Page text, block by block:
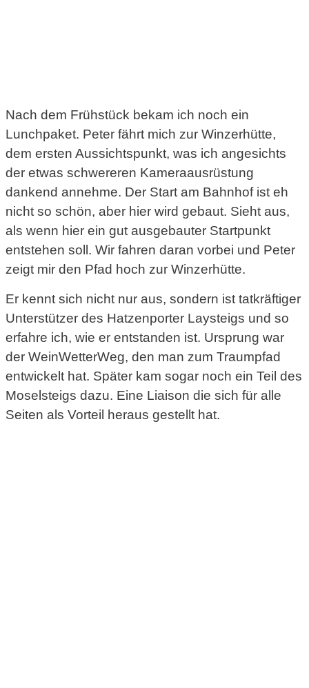
Nach dem Frühstück bekam ich noch ein
Lunchpaket. Peter fährt mich zur Winzerhütte,
dem ersten Aussichtspunkt, was ich angesichts
der etwas schwereren Kameraausrüstung
dankend annehme. Der Start am Bahnhof ist eh
nicht so schön, aber hier wird gebaut. Sieht aus,
als wenn hier ein gut ausgebauter Startpunkt
entstehen soll. Wir fahren daran vorbei und Peter
zeigt mir den Pfad hoch zur Winzerhütte.
Er kennt sich nicht nur aus, sondern ist tatkräftiger
Unterstützer des Hatzenporter Laysteigs und so
erfahre ich, wie er entstanden ist. Ursprung war
der WeinWetterWeg, den man zum Traumpfad
entwickelt hat. Später kam sogar noch ein Teil des
Moselsteigs dazu. Eine Liaison die sich für alle
Seiten als Vorteil heraus gestellt hat.